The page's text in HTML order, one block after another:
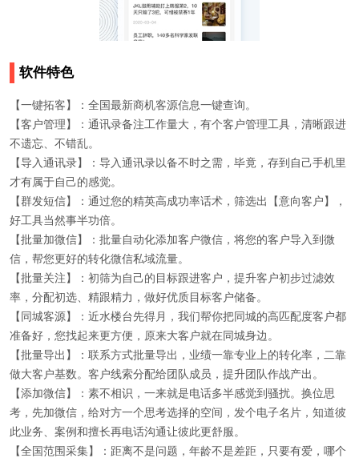
软件特色
【一键拓客】：全国最新商机客源信息一键查询。
【客户管理】：通讯录备注工作量大，有个客户管理工具，清晰跟进
不遗忘、不错乱。
【导入通讯录】：导入通讯录以备不时之需，毕竟，存到自己手机里
才有属于自己的感觉。
【群发短信】：通过您的精英高成功率话术，筛选出【意向客户】，
好工具当然事半功倍。
【批量加微信】：批量自动化添加客户微信，将您的客户导入到微
信，帮您更好的转化微信私域流量。
【批量关注】：初筛为自己的目标跟进客户，提升客户初步过滤效
率，分配初选、精跟精力，做好优质目标客户储备。
【同城客源】：近水楼台先得月，我们帮你把同城的高匹配度客户都
准备好，您找起来更方便，原来大客户就在同城身边。
【批量导出】：联系方式批量导出，业绩一靠专业上的转化率，二靠
做大客户基数。客户线索分配给团队成员，提升团队作战产出。
【添加微信】：素不相识，一来就是电话多半感觉到骚扰。换位思
考，先加微信，给对方一个思考选择的空间，发个电子名片，知道彼
此业务、案例和擅长再电话沟通让彼此更舒服。
【全国范围采集】：距离不是问题，年龄不是差距，只要有爱，哪个